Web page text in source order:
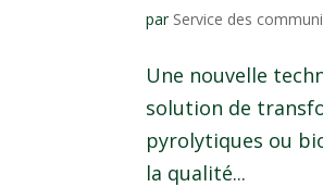
par Service des
Une nouvelle
solution de
pyrolytiques ou
la qualité...